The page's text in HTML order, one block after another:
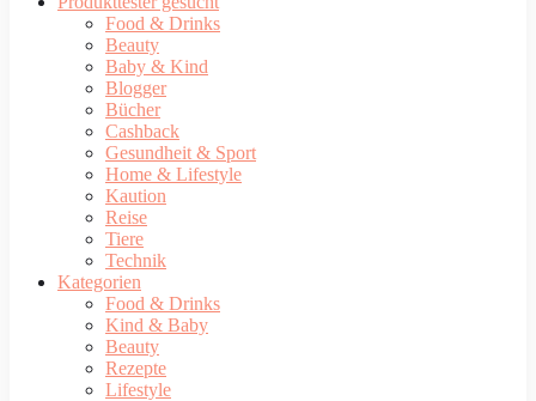
Food & Drinks
Beauty
Baby & Kind
Blogger
Bücher
Cashback
Gesundheit & Sport
Home & Lifestyle
Kaution
Reise
Tiere
Technik
Kategorien
Food & Drinks
Kind & Baby
Beauty
Rezepte
Lifestyle